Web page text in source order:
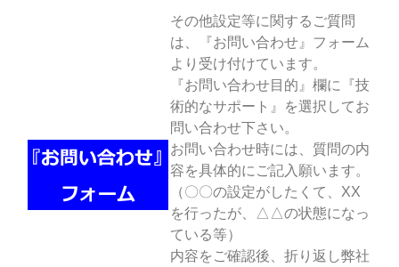
その他設定等に関するご質問
は、『お問い合わせ』フォーム
より受け付けています。
『お問い合わせ目的』欄に『技
術的なサポート』を選択してお
問い合わせ下さい。
お問い合わせ時には、質問の内
容を具体的にご記入願います。
（〇〇の設定がしたくて、XX
を行ったが、△△の状態になっ
ている等）
内容をご確認後、折り返し弊社